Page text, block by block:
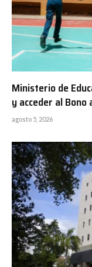
Ministerio de
y acceder al
agosto 5, 2026